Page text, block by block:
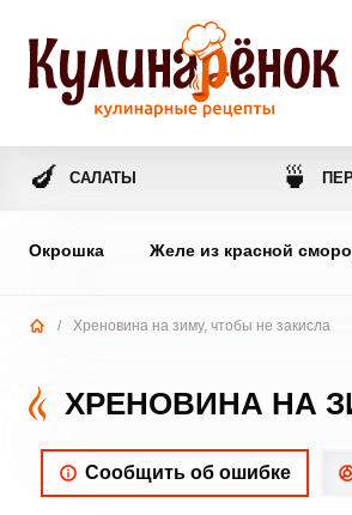
🍆 САЛАТЫ 🍵
Окрошка Желе из красной
/ Хреновина на зиму, чтобы не закисла
ХРЕНОВИНА НА
Сообщить об ошибке